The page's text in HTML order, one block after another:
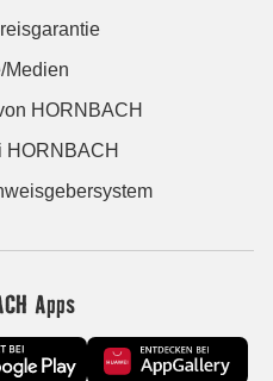
Medien
HORNBACH
HORNBACH
Apps